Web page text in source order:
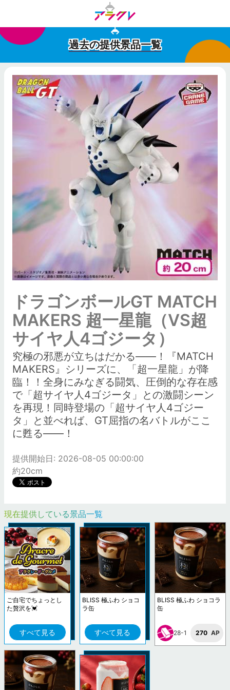
過去の提供景品一覧
ドラゴンボールGT MATCH
MAKERS 超一星龍（VS超
サイヤ人4ゴジータ）
究極の邪悪が立ちはだかる――！『MATCH
MAKERS』シリーズに、「超一星龍」が降
臨！！全身にみなぎる闘気、圧倒的な存在感
で「超サイヤ人4ゴジータ」との激闘シーン
を再現！同時登場の「超サイヤ人4ゴジー
タ」と並べれば、GT屈指の名バトルがここ
に甦る――！
提供開始日: 2026-08-05 00:00:00
約20cm
現在提供している景品一覧
ご自宅でちょっとし
た贅沢を💓
すべて見る
BLISS 極ふわ ショコ
ラ缶
すべて見る
BLISS 極ふわ ショコラ
缶
28-1 270 AP